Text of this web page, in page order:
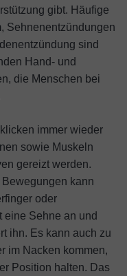
gibt. Häufige
Sehnenentzündungen
sind
Hand- und
die Menschen bei
immer wieder
sowie Muskeln
gereizt werden.
kann
oder
eine Sehne an und
ihn. Es kann auch zu
im Nacken kommen,
Position halten. Das